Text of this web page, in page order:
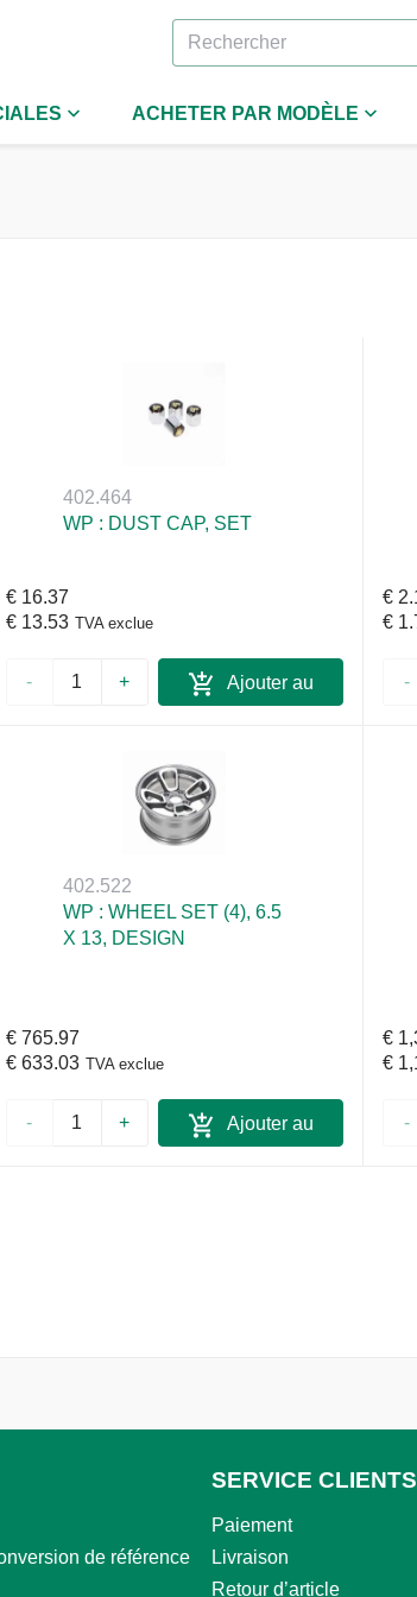
ACHETER PAR MODÈLE
402.464
WP : DUST CAP, SET
€ 16.37
€ 13.53 TVA exclue
- +
Ajouter au
€
€
-
402.522
WP : WHEEL SET (4), 6.5
X 13, DESIGN
€ 765.97
€ 633.03 TVA exclue
- +
Ajouter au
€
€
-
de référence
SERVICE CLIENTS
Paiement
Livraison
Retour d’article